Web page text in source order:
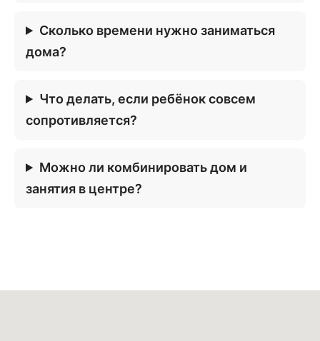
Сколько времени нужно заниматься
дома?
Что делать, если ребёнок совсем
сопротивляется?
Можно ли комбинировать дом и
занятия в центре?